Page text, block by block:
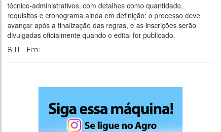
técnico-administrativos, com detalhes como quantidade,
requisitos e cronograma ainda em definição; o processo deve
avançar após a finalização das regras, e as inscrições serão
divulgadas oficialmente quando o edital for publicado.
8:11 - Em: